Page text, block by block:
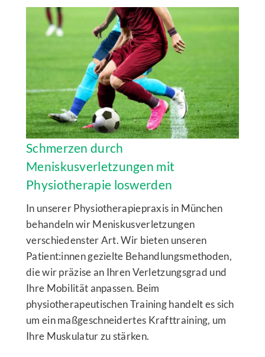
Schmerzen durch
Meniskusverletzungen mit
Physiotherapie loswerden
In unserer Physiotherapiepraxis in München
behandeln wir Meniskusverletzungen
verschiedenster Art. Wir bieten unseren
Patient:innen gezielte Behandlungsmethoden,
die wir präzise an Ihren Verletzungsgrad und
Ihre Mobilität anpassen. Beim
physiotherapeutischen Training handelt es sich
um ein maßgeschneidertes Krafttraining, um
Ihre Muskulatur zu stärken.